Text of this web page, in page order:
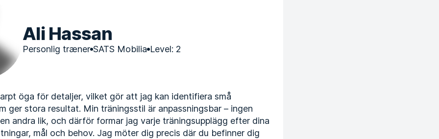
Ali Hassan
Personlig træner SATS Mobilia Level: 2
öga för detaljer, vilket gör att jag kan identifiera små
ger stora resultat. Min träningsstil är anpassningsbar – ingen
andra lik, och därför formar jag varje träningsupplägg efter dina
mål och behov. Jag möter dig precis där du befinner dig